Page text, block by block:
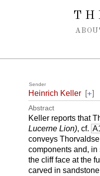
Spring navigation over
Sender
Heinrich Keller [+]
Abstract
Keller reports that
Lucerne Lion), cf.
conveys
components and,
the cliff face at the
carved in